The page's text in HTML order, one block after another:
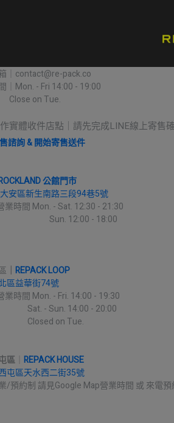
｜60806271
｜台中市北區益華街74號
｜contact@re-pack.co
｜Mon. - Fri 14:00 - 19:00
on Tue.
實體收件店點｜請先完成LINE線上寄售
諮詢 & 開始寄售送件
公館門市
安區新生南路三段94巷5號
間 Mon. - Sat. 12:30 - 21:30
12:00 - 18:00
REPACK LOOP
區益華街74號
間 Mon. - Fri. 14:00 - 19:30
- Sun. 14:00 - 20:00
on Tue.
區
REPACK HOUSE
屯區天水西二街35號
/預約制 請見Google Map營業時間 或 來電預